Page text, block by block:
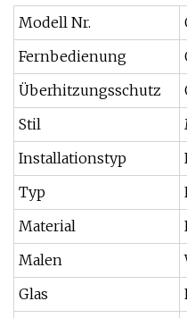
Modell Nr.
Fernbedienung
Überhitzungsschutz
Stil
Installationstyp
Typ
Material
Malen
Glas